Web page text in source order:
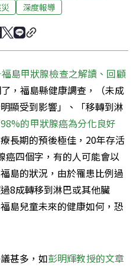
深度報導
島甲狀腺檢查之解讀、回顧
，福島縣健康調查，（未成
顯受到影響」、「移轉到淋
98%的甲狀腺癌為分化良好
長期的預後極佳，20年存活
癌四個字，有的人可能會以
島的狀況，由於罹患比例過
8成轉移到淋巴或其他臟
島兒童未來的健康如何，恐
甚多，如彭明輝教授的文章